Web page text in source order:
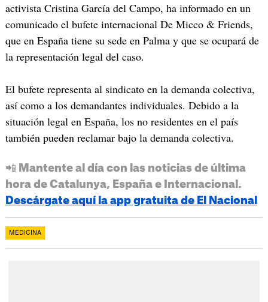
activista Cristina García del Campo, ha informado en un
comunicado el bufete internacional De Micco & Friends,
que en España tiene su sede en Palma y que se ocupará de
la representación legal del caso.
El bufete representa al sindicato en la demanda colectiva,
así como a los demandantes individuales. Debido a la
situación legal en España, los no residentes en el país
también pueden reclamar bajo la demanda colectiva.
📲 Mantente al día con las noticias de última
hora de Catalunya, España e Internacional.
Descárgate aquí la app gratuita de El Nacional
MEDICINA